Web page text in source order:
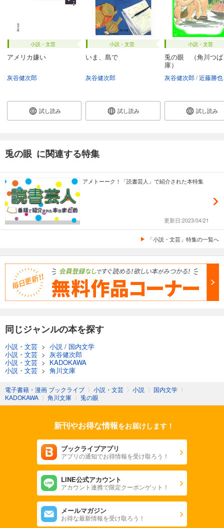
小説・文芸
アメリカ嫌い
灰谷健次郎
試し読み
小説・文芸
いま、島で
灰谷健次郎
試し読み
小説・文芸
兎の眼 （角川つば
庫）
灰谷健次郎 近藤勝也
試し読み
兎の眼 に関連する特集
アメトーーク！「読書芸人」で紹介された本特集
更新日:2023/04/21
「小説・文芸」特集の一覧へ
同じジャンルの本を探す
小説・文芸 > 小説 / 国内文学
小説・文芸 > 灰谷健次郎
小説・文芸 > KADOKAWA
小説・文芸 > 角川文庫
電子書籍・漫画 ブックライブ 〉 小説・文芸 〉 小説 〉 国内文学 〉
KADOKAWA 〉 角川文庫 〉 兎の眼
新刊やお得な情報をお届けします！
ブックライブアプリ
アプリの通知でお得情報を受け取ろう！
LINE公式アカウント
アカウント連携で限定クーポンゲット！
メールマガジン
お得な最新情報を受け取ろう！